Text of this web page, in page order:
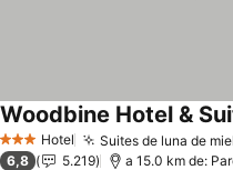
3 Estrellas
Hotel Suites de luna de
Woodbine Hotel &
6,8 5.219 a 15.0 km de: